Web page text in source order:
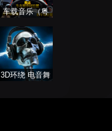
车载音乐（粤
3D环绕 电音舞